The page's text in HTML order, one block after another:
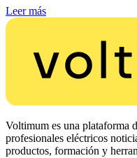
Leer más
Voltimum es una plataforma
profesionales eléctricos
productos, formación y